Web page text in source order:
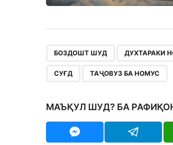
БОЗДОШТ ШУД ДУХТАРАКИ
СУҒД ТАҶОВУЗ БА НОМУС
МАЪҚУЛ ШУД? БА